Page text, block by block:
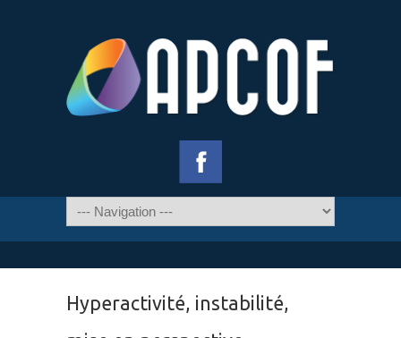
Hyperactivité, instabilité,